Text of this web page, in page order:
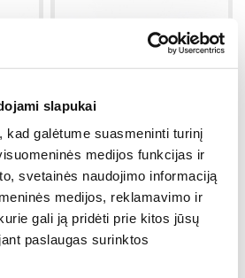
slapukai
kad galėtume suasmeninti turinį
medijos funkcijas ir
svetainės naudojimo informaciją
medijos, reklamavimo ir
gali ją pridėti prie kitos jūsų
paslaugas surinktos
Termo mediena pušis, B rūšis
42x42x3900
Termo